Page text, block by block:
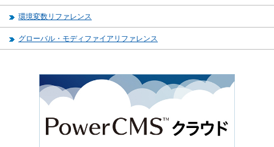
環境変数リファレンス
グローバル・モディファイアリファレンス